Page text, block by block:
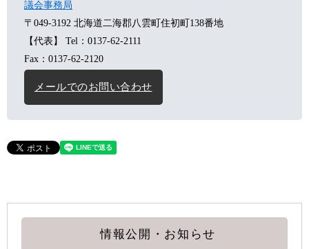
議会事務局
〒049-3192 北海道二海郡八雲町住初町138番地
【代表】
Tel：0137-62-2111
Fax：0137-62-2120
メールでのお問い合わせ
情報公開・お知らせ